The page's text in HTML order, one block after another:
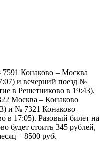
Конаково – Москва
и вечерний поезд №
в Решетниково в 19:43).
Москва – Конаково
и № 7321 Конаково –
в 17:05). Разовый билет на
будет стоить 345 рублей,
– 8500 руб.